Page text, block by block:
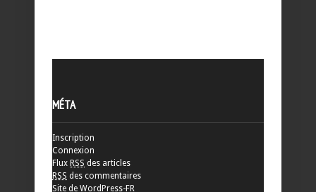
MÉTA
Inscription
Connexion
Flux RSS des articles
RSS des commentaires
Site de WordPress-FR